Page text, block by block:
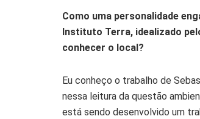
Como uma personalidade
Instituto Terra, idealizado
conhecer o local?
Eu conheço o trabalho de
nessa leitura da questão
está sendo desenvolvido um